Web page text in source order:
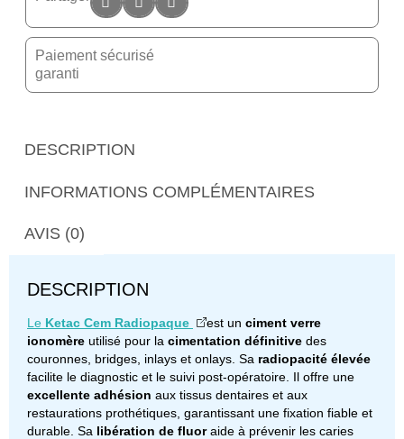
Paiement sécurisé
garanti
DESCRIPTION
INFORMATIONS COMPLÉMENTAIRES
AVIS (0)
DESCRIPTION
Le Ketac Cem Radiopaque est un ciment verre
ionomère utilisé pour la cimentation définitive des
couronnes, bridges, inlays et onlays. Sa radiopacité élevée
facilite le diagnostic et le suivi post-opératoire. Il offre une
excellente adhésion aux tissus dentaires et aux
restaurations prothétiques, garantissant une fixation fiable et
durable. Sa libération de fluoraide à prévenir les caries